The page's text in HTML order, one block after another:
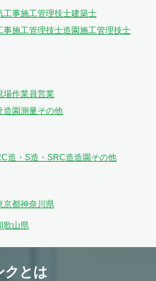
工事施工管理技士建築士
事施工管理技士造園施工管理技士
場作業員営業
造園測量その他
造・S造・SRC造造園 その他
京都神奈川県
歌山県
クとは